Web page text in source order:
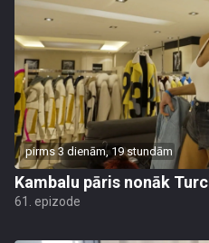
pirms 3 dienām, 19 stundām
Kambalu pāris nonāk
61. epizode